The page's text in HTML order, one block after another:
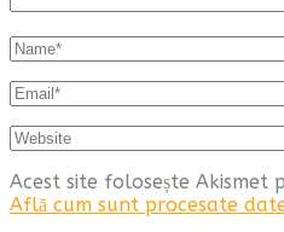
Acest site folosește Akismet
Află cum sunt procesate